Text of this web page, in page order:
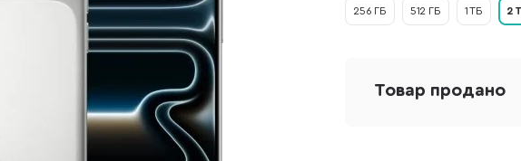
256 ГБ 512 ГБ 1 ТБ 2
Товар продано